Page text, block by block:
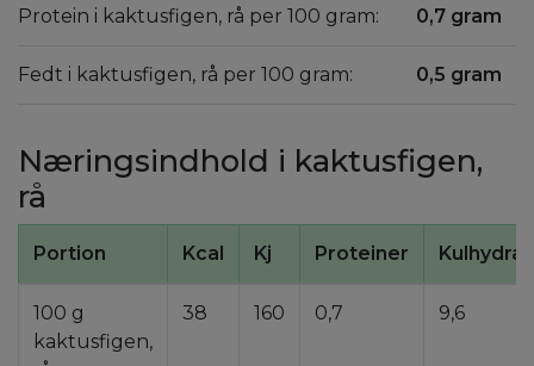
Protein i kaktusfigen, rå per 100 gram: 0,7 gram
Fedt i kaktusfigen, rå per 100 gram: 0,5 gram
Næringsindhold i kaktusfigen,
rå
Portion Kcal Kj Proteiner
100 g
kaktusfigen,
38 160 0,7 9,6